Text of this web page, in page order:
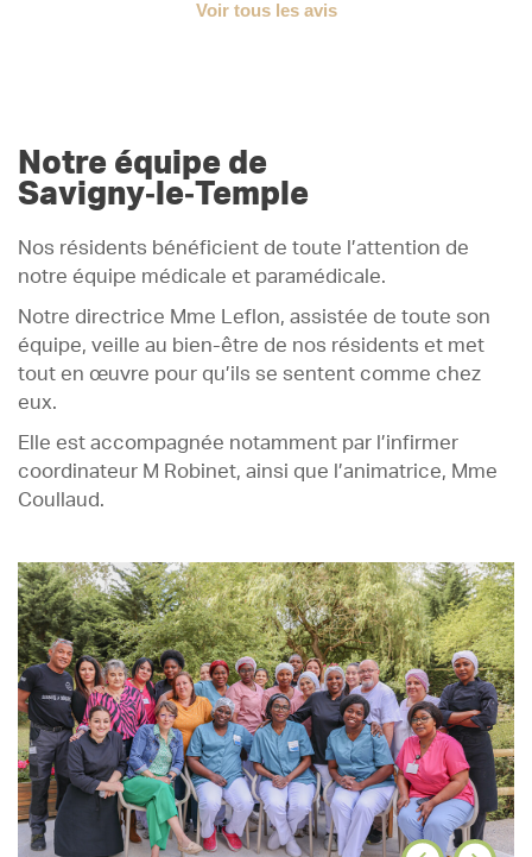
Voir tous les avis
Notre équipe de
Savigny‑le‑Temple
Nos résidents bénéficient de toute l’attention de
notre équipe médicale et paramédicale.
Notre directrice Mme Leflon, assistée de toute son
équipe, veille au bien-être de nos résidents et met
tout en œuvre pour qu’ils se sentent comme chez
eux.
Elle est accompagnée notamment par l’infirmer
coordinateur M Robinet, ainsi que l’animatrice, Mme
Coullaud.